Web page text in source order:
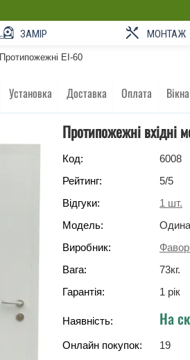
ЗАМІР МОНТАЖ
Протипожежні ЕІ-60
Установка Доставка Оплата
Протипожежні вхідні
Код:
6008
Рейтинг:
5/5
Відгуки:
1 шт.
Модель:
Виробник:
Вага:
73кг.
Гарантія:
1 рік
Наявність: На
Онлайн покупок: 19